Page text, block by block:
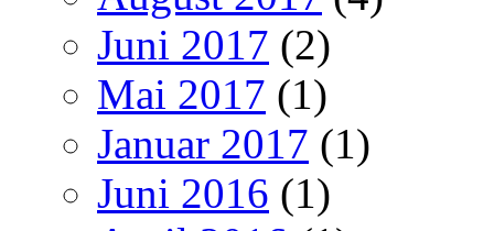
Juni 2017 (2)
Mai 2017 (1)
Januar 2017 (1)
Juni 2016 (1)